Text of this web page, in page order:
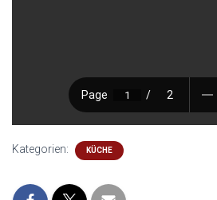
Kategorien: KÜCHE